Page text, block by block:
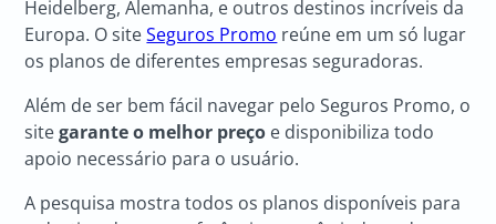
Heidelberg, Alemanha, e outros destinos incríveis da
Europa. O siteSeguros Promo reúne em um só lugar
os planos de diferentes empresas seguradoras.
Além de ser bem fácil navegar pelo Seguros Promo, o
sitegarante o melhor preço e disponibiliza todo
apoio necessário para o usuário.
A pesquisa mostra todos os planos disponíveis para